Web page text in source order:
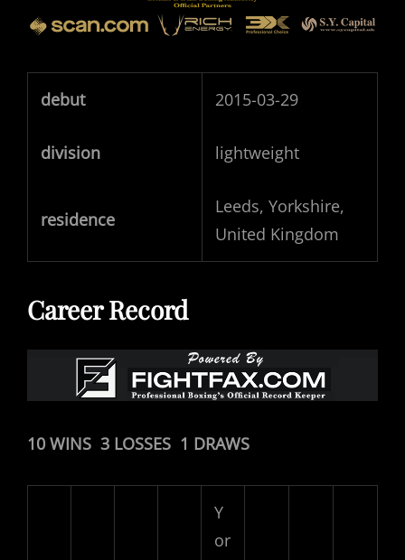
debut 2015-03-29
division lightweight
residence
Leeds, Yorkshire,
United Kingdom
Career Record
10 WINS 3 LOSSES 1 DRAWS
Y
or